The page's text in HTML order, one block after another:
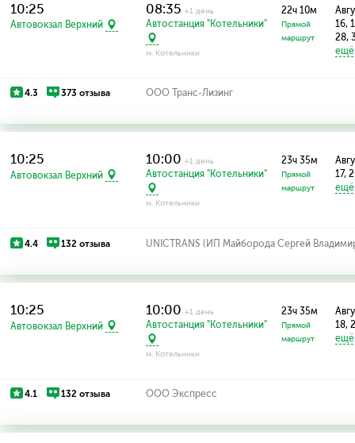
10:25
Автовокзал Верхний
08:35+1 день
Автостанция "Котельники"
м. Котельники
22ч 10м
Прямой
маршрут
16,
28,
4.3 373 отзыва ООО Транс-Лизинг
10:25
Автовокзал Верхний
10:00+1 день
Автостанция "Котельники"
м. Котельники
23ч 35м
Прямой
маршрут
17,
4.4 132 отзыва UNICTRANS (ИП Майборода Сергей
10:25
Автовокзал Верхний
10:00+1 день
Автостанция "Котельники"
м. Котельники
23ч 35м
Прямой
маршрут
18,
4.1 132 отзыва ООО Экспресс